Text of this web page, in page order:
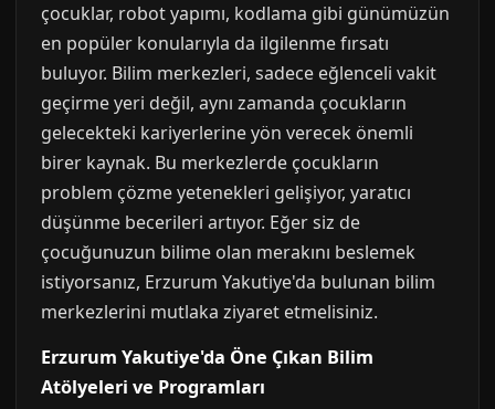
çocuklar, robot yapımı, kodlama gibi günümüzün
en popüler konularıyla da ilgilenme fırsatı
buluyor. Bilim merkezleri, sadece eğlenceli vakit
geçirme yeri değil, aynı zamanda çocukların
gelecekteki kariyerlerine yön verecek önemli
birer kaynak. Bu merkezlerde çocukların
problem çözme yetenekleri gelişiyor, yaratıcı
düşünme becerileri artıyor. Eğer siz de
çocuğunuzun bilime olan merakını beslemek
istiyorsanız, Erzurum Yakutiye'da bulunan bilim
merkezlerini mutlaka ziyaret etmelisiniz.
Erzurum Yakutiye'da Öne Çıkan Bilim
Atölyeleri ve Programları